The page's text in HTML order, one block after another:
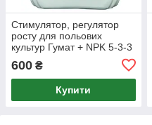
Стимулятор, регулятор
росту для польових
культур Гумат + NPK 5-3-3
600 ₴
Купити